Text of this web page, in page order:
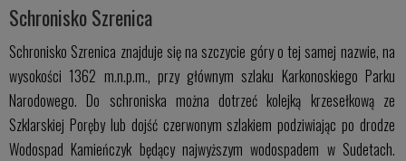
Schronisko Szrenica
Schronisko Szrenica znajduje się na szczycie góry o tej samej nazwie, na
wysokości 1362 m.n.p.m., przy głównym szlaku Karkonoskiego Parku
Narodowego. Do schroniska można dotrzeć kolejką krzesełkową ze
Szklarskiej Poręby lub dojść czerwonym szlakiem podziwiając po drodze
Wodospad Kamieńczyk będący najwyższym wodospadem w Sudetach.